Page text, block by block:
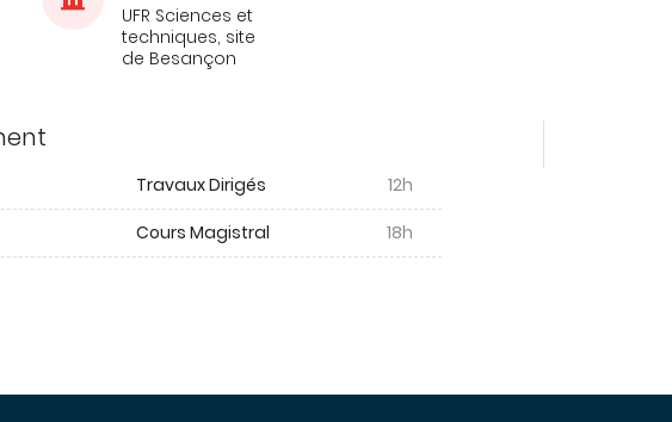
UFR Sciences et
techniques, site
de Besançon
Travaux Dirigés
12h
Cours Magistral 18h